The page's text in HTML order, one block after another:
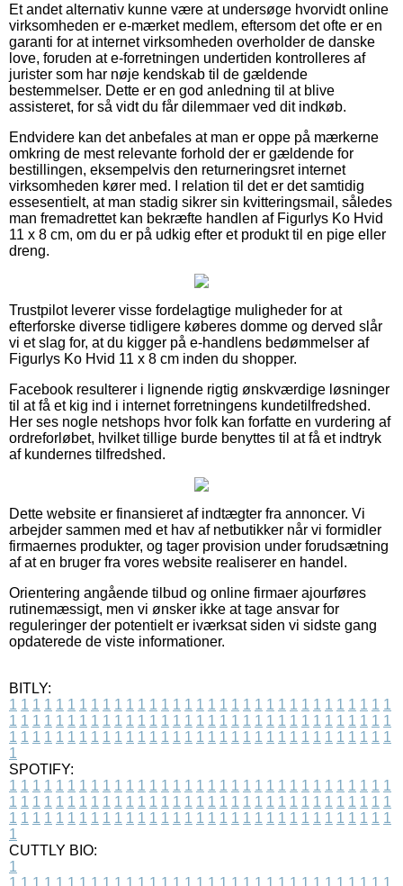
Et andet alternativ kunne være at undersøge hvorvidt online
virksomheden er e-mærket medlem, eftersom det ofte er en
garanti for at internet virksomheden overholder de danske
love, foruden at e-forretningen undertiden kontrolleres af
jurister som har nøje kendskab til de gældende
bestemmelser. Dette er en god anledning til at blive
assisteret, for så vidt du får dilemmaer ved dit indkøb.
Endvidere kan det anbefales at man er oppe på mærkerne
omkring de mest relevante forhold der er gældende for
bestillingen, eksempelvis den returneringsret internet
virksomheden kører med. I relation til det er det samtidig
essesentielt, at man stadig sikrer sin kvitteringsmail, således
man fremadrettet kan bekræfte handlen af Figurlys Ko Hvid
11 x 8 cm, om du er på udkig efter et produkt til en pige eller
dreng.
Trustpilot leverer visse fordelagtige muligheder for at
efterforske diverse tidligere køberes domme og derved slår
vi et slag for, at du kigger på e-handlens bedømmelser af
Figurlys Ko Hvid 11 x 8 cm inden du shopper.
Facebook resulterer i lignende rigtig ønskværdige løsninger
til at få et kig ind i internet forretningens kundetilfredshed.
Her ses nogle netshops hvor folk kan forfatte en vurdering af
ordreforløbet, hvilket tillige burde benyttes til at få et indtryk
af kundernes tilfredshed.
Dette website er finansieret af indtægter fra annoncer. Vi
arbejder sammen med et hav af netbutikker når vi formidler
firmaernes produkter, og tager provision under forudsætning
af at en bruger fra vores website realiserer en handel.
Orientering angående tilbud og online firmaer ajourføres
rutinemæssigt, men vi ønsker ikke at tage ansvar for
reguleringer der potentielt er iværksat siden vi sidste gang
opdaterede de viste informationer.
BITLY:
1 1 1 1 1 1 1 1 1 1 1 1 1 1 1 1 1 1 1 1 1 1 1 1 1 1 1 1 1 1 1 1 1
1 1 1 1 1 1 1 1 1 1 1 1 1 1 1 1 1 1 1 1 1 1 1 1 1 1 1 1 1 1 1 1 1
1 1 1 1 1 1 1 1 1 1 1 1 1 1 1 1 1 1 1 1 1 1 1 1 1 1 1 1 1 1 1 1 1
1
SPOTIFY:
1 1 1 1 1 1 1 1 1 1 1 1 1 1 1 1 1 1 1 1 1 1 1 1 1 1 1 1 1 1 1 1 1
1 1 1 1 1 1 1 1 1 1 1 1 1 1 1 1 1 1 1 1 1 1 1 1 1 1 1 1 1 1 1 1 1
1 1 1 1 1 1 1 1 1 1 1 1 1 1 1 1 1 1 1 1 1 1 1 1 1 1 1 1 1 1 1 1 1
1
CUTTLY BIO:
1
1 1 1 1 1 1 1 1 1 1 1 1 1 1 1 1 1 1 1 1 1 1 1 1 1 1 1 1 1 1 1 1 1